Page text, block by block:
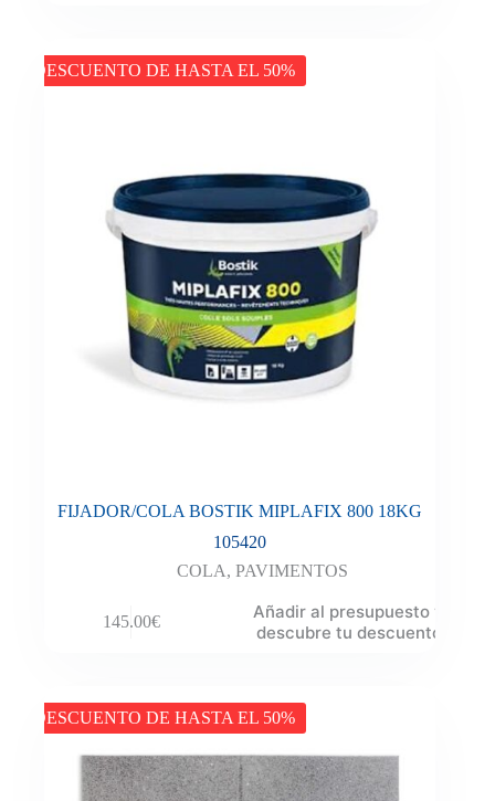
DESCUENTO DE HASTA EL 50%
FIJADOR/COLA BOSTIK MIPLAFIX 800 18KG
105420
COLA, PAVIMENTOS
145.00€
Añadir al presupuesto y
descubre tu descuento
DESCUENTO DE HASTA EL 50%